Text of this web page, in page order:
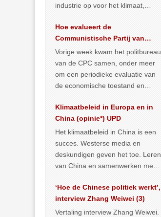
industrie op voor het klimaat,
vergroening… >> lees meer
Hoe evalueert de
Communistische Partij van
China de economische
situatie?
Vorige week kwam het politbureau
van de CPC samen, onder meer
om een periodieke evaluatie van
de economische toestand en
publiceerden… >> lees meer
Klimaatbeleid in Europa en in
China (opinie*) UPD
Het klimaatbeleid in China is een
succes. Westerse media en
deskundigen geven het toe. Leren
van China en samenwerken met
… >> lees meer
‘Hoe de Chinese politiek werkt’,
interview Zhang Weiwei (3)
Vertaling interview Zhang Weiwei.